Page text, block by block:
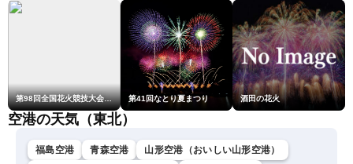
第98回全国花火競技大会「大曲の花火」 第41回なとり夏まつり 酒田の花火
空港の天気（東北）
福島空港 青森空港
山形空港（おいしい山形空港）